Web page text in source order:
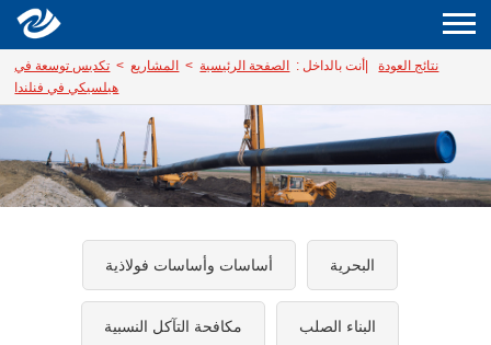
نتائج العودة| أنت بالداخل : الصفحة الرئيسية > المشاريع> تكديس توسعة في
هيلسيكي في فنلندا
أساسات وأساسات فولاذية البحرية
مكافحة التآكل النسبية البناء الصلب